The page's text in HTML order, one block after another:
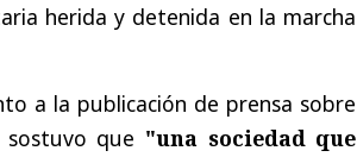
herida y detenida en la marcha
a la publicación de prensa sobre
que "una sociedad que